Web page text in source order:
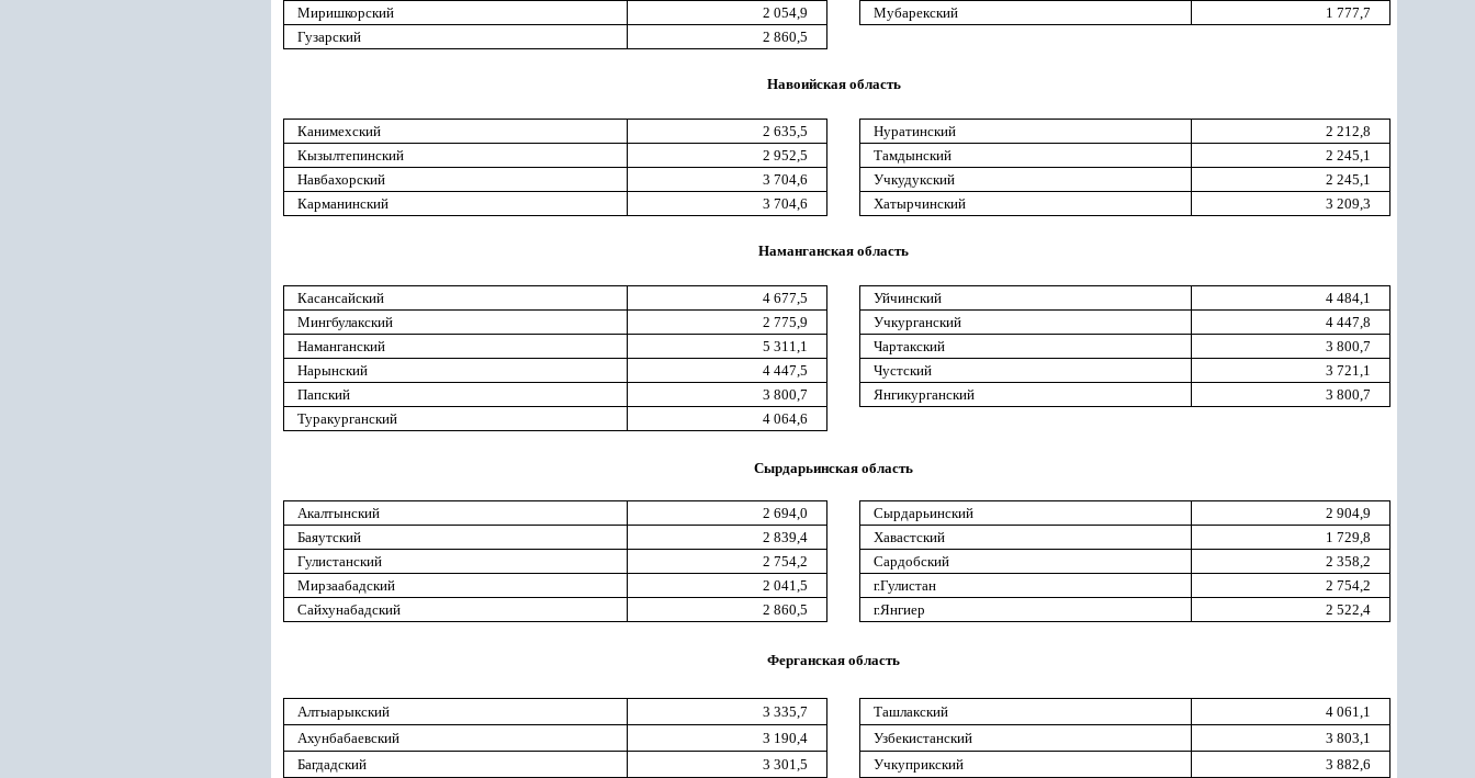
Миришкорский
2 054,9 Мубарекский
1 777,7
Гузарский
2 860,5
Навоийская область
Канимехский 2 635,5 Нуратинский
2 212,8
Кызылтепинский
2 952,5 Тамдынский
2 245,1
Навбахорский
3 704,6 Учкудукский
2 245,1
Карманинский
3 704,6 Хатырчинский 3 209,3
Наманганская область
Касансайский 4 677,5 Уйчинский
4 484,1
Мингбулакский
2 775,9 Учкурганский
4 447,8
Наманганский
5 311,1 Чартакский
3 800,7
Нарынский
4 447,5 Чустский
3 721,1
Папский
3 800,7 Янгикурганский
3 800,7
Туракурганский
4 064,6
Сырдарьинская область
Акалтынский 2 694,0 Сырдарьинский
2 904,9
Баяутский
2 839,4 Хавастский
1 729,8
Гулистанский
2 754,2 Сардобский
2 358,2
Мирзаабадский
2 041,5 г.Гулистан
2 754,2
Сайхунабадский
2 860,5 г.Янгиер 2 522,4
Ферганская область
Алтыарыкский 3 335,7 Ташлакский
4 061,1
Ахунбабаевский
3 190,4 Узбекистанский
3 803,1
Багдадский
3 301,5 Учкуприкский
3 882,6